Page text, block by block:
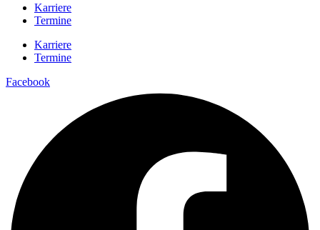
Karriere
Termine
Karriere
Termine
Facebook